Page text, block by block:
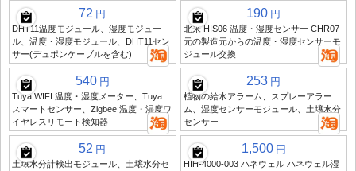
72 円
DHT11温度モジュール、湿度モジュー
ル、温度・湿度モジュール、DHT11セン
サー(デュポンケーブルを含む)
190 円
北来 HIS06 温度・湿度センサー CHR07
元の製造元からの温度・湿度センサーモ
ジュール交換
540 円
Tuya WIFI 温度・湿度メーター、Tuya
スマートセンサー、Zigbee 温度・湿度ワ
イヤレスリモート検知器
253 円
植物の給水アラーム、スプレーアラー
ム、湿度センサーモジュール、土壌水分
センサー
52 円
土壌水分計検出モジュール、土壌水分セ
1,500 円
HIH-4000-003 ハネウェル ハネウェル湿